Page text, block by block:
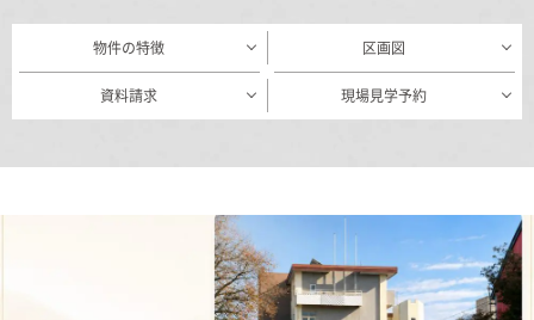
イベント
資料請求
お問い合わせ
物件の特徴 区画図
資料請求 現場見学予約